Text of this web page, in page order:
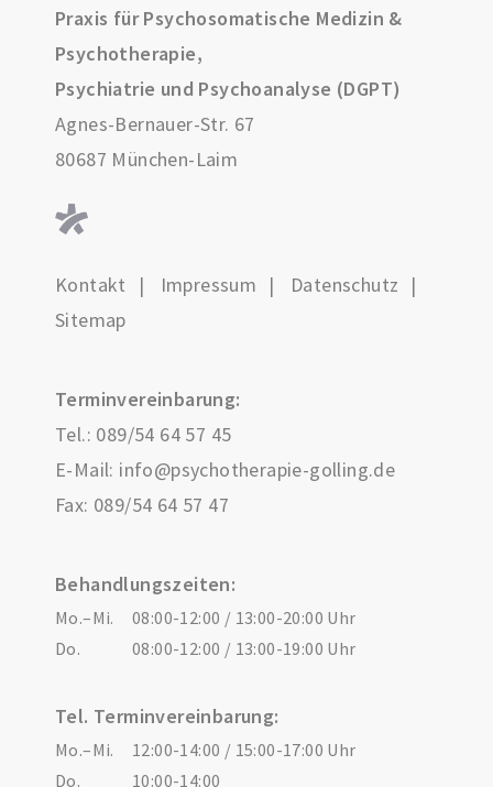
Praxis für Psychosomatische Medizin &
Psychotherapie,
Psychiatrie und Psychoanalyse (DGPT)
Agnes-Bernauer-Str. 67
80687 München-Laim
Kontakt Impressum
Datenschutz
Sitemap
Terminvereinbarung:
Tel.: 089/54 64 57 45
E-Mail: info@psychotherapie-golling.de
Fax: 089/54 64 57 47
Behandlungszeiten:
Mo.–Mi.
08:00-12:00 / 13:00-20:00 Uhr
Do.
08:00-12:00 / 13:00-19:00 Uhr
Tel. Terminvereinbarung:
Mo.–Mi.
12:00-14:00 / 15:00-17:00 Uhr
Do.
10:00-14:00